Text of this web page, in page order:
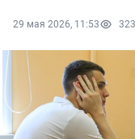
29 мая 2026, 11:53 323